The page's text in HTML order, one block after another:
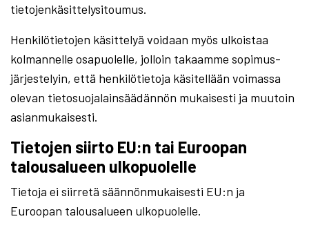
tietojenkäsittelysitoumus.
Henkilötietojen käsittelyä voidaan myös ulkoistaa
kolmannelle osapuolelle, jolloin takaamme sopimus-
järjestelyin, että henkilötietoja käsitellään voimassa
olevan tietosuojalainsäädännön mukaisesti ja muutoin
asianmukaisesti.
Tietojen siirto EU:n tai Euroopan
talousalueen ulkopuolelle
Tietoja ei siirretä säännönmukaisesti EU:n ja
Euroopan talousalueen ulkopuolelle.